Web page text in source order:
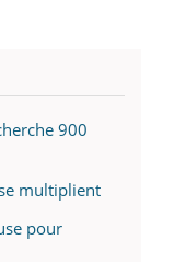
900
multiplient
pour